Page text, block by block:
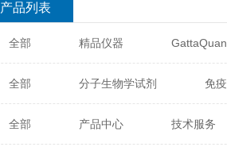
产品列表
全部 精品仪器
Glycon Biochem Sterlitech
Echelon Biosciences Verichem
全部 分子生物学试剂 免
化学及生物化学试剂 材料学试剂
全部 产品中心 技术服务